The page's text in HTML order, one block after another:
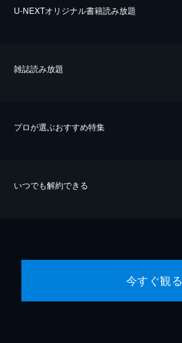
U-NEXTオリジナル書籍読み放題
雑誌読み放題
プロが選ぶおすすめ特集
いつでも解約できる
今すぐ観る